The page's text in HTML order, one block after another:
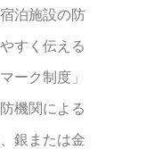
泊施設の防
すく伝える
ーク制度」
機関による
銀または金